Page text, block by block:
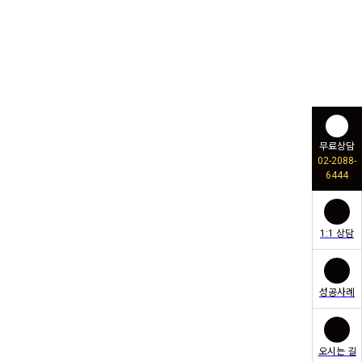
무료상담
02-2088-
6444
1:1 상담
성공사례
오시는 길